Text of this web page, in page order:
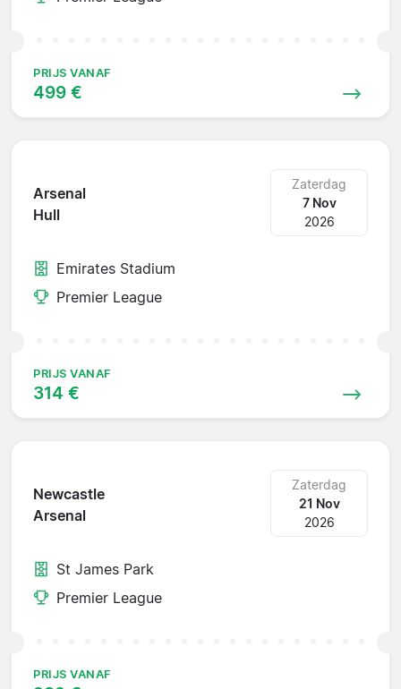
PRIJS VANAF
499 €
Arsenal
Hull
Zaterdag
7 Nov
2026
Emirates Stadium
Premier League
PRIJS VANAF
314 €
Newcastle
Arsenal
Zaterdag
21 Nov
2026
St James Park
Premier League
PRIJS VANAF